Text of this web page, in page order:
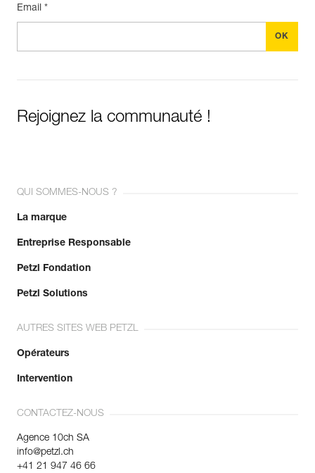
Email *
Rejoignez la communauté !
QUI SOMMES-NOUS ?
La marque
Entreprise Responsable
Petzl Fondation
Petzl Solutions
AUTRES SITES WEB PETZL
Opérateurs
Intervention
CONTACTEZ-NOUS
Agence 10ch SA
info@petzl.ch
+41 21 947 46 66